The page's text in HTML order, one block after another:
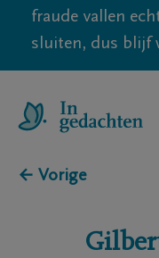
fraude vallen
sluiten, dus blijf
← Vorige